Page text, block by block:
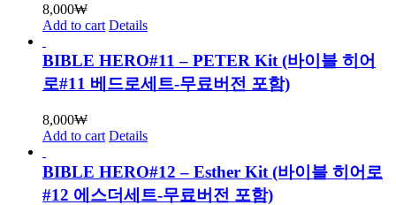
8,000₩
Add to cart Details
BIBLE HERO#11 – PETER Kit (바이블 히어
로#11 베드로세트-무료버전 포함)
8,000₩
Add to cart Details
BIBLE HERO#12 – Esther Kit (바이블 히어로
#12 에스더세트-무료버전 포함)